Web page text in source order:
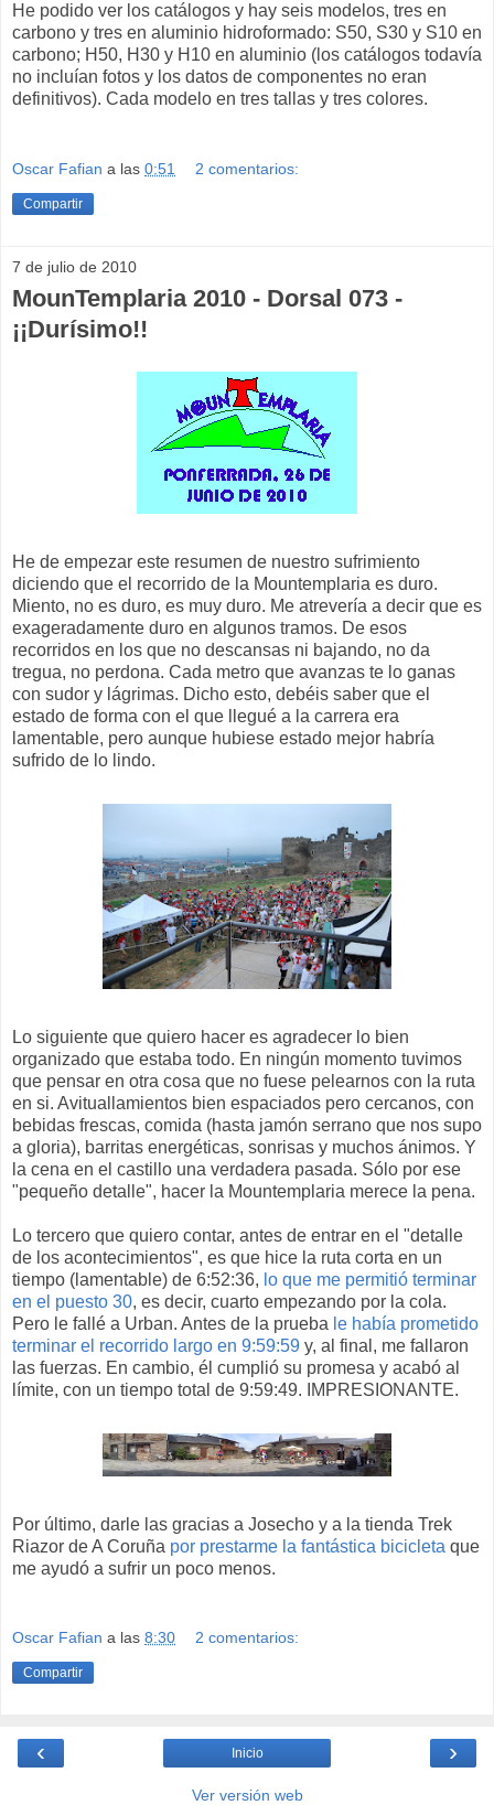
He podido ver los catálogos y hay seis modelos, tres en
carbono y tres en aluminio hidroformado: S50, S30 y S10 en
carbono; H50, H30 y H10 en aluminio (los catálogos todavía
no incluían fotos y los datos de componentes no eran
definitivos). Cada modelo en tres tallas y tres colores.
Oscar Fafian a las 0:51 2 comentarios:
Compartir
7 de julio de 2010
MounTemplaria 2010 - Dorsal 073 -
¡¡Durísimo!!
He de empezar este resumen de nuestro sufrimiento
diciendo que el recorrido de la Mountemplaria es duro.
Miento, no es duro, es muy duro. Me atrevería a decir que es
exageradamente duro en algunos tramos. De esos
recorridos en los que no descansas ni bajando, no da
tregua, no perdona. Cada metro que avanzas te lo ganas
con sudor y lágrimas. Dicho esto, debéis saber que el
estado de forma con el que llegué a la carrera era
lamentable, pero aunque hubiese estado mejor habría
sufrido de lo lindo.
Lo siguiente que quiero hacer es agradecer lo bien
organizado que estaba todo. En ningún momento tuvimos
que pensar en otra cosa que no fuese pelearnos con la ruta
en si. Avituallamientos bien espaciados pero cercanos, con
bebidas frescas, comida (hasta jamón serrano que nos supo
a gloria), barritas energéticas, sonrisas y muchos ánimos. Y
la cena en el castillo una verdadera pasada. Sólo por ese
"pequeño detalle", hacer la Mountemplaria merece la pena.
Lo tercero que quiero contar, antes de entrar en el "detalle
de los acontecimientos", es que hice la ruta corta en un
tiempo (lamentable) de 6:52:36, lo que me permitió terminar
en el puesto 30, es decir, cuarto empezando por la cola.
Pero le fallé a Urban. Antes de la prueba le había prometido
terminar el recorrido largo en 9:59:59 y, al final, me fallaron
las fuerzas. En cambio, él cumplió su promesa y acabó al
límite, con un tiempo total de 9:59:49. IMPRESIONANTE.
Por último, darle las gracias a Josecho y a la tienda Trek
Riazor de A Coruña por prestarme la fantástica bicicleta que
me ayudó a sufrir un poco menos.
Oscar Fafian a las 8:30 2 comentarios:
Compartir
‹ ›
Inicio
Ver versión web